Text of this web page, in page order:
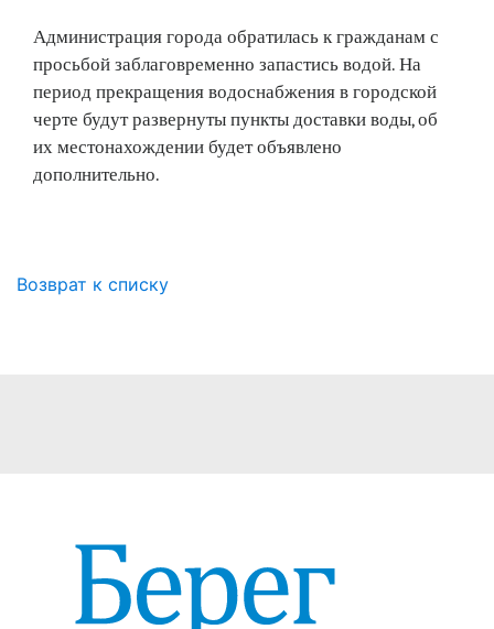
Администрация города обратилась к гражданам с
просьбой заблаговременно запастись водой. На
период прекращения водоснабжения в городской
черте будут развернуты пункты доставки воды, об
их местонахождении будет объявлено
дополнительно.
Возврат к списку